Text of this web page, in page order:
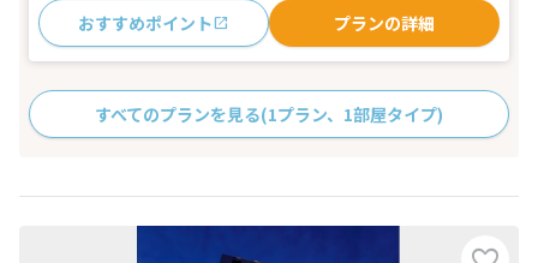
おすすめポイント プランの詳細
すべてのプランを見る(1プラン、1部屋タイプ)